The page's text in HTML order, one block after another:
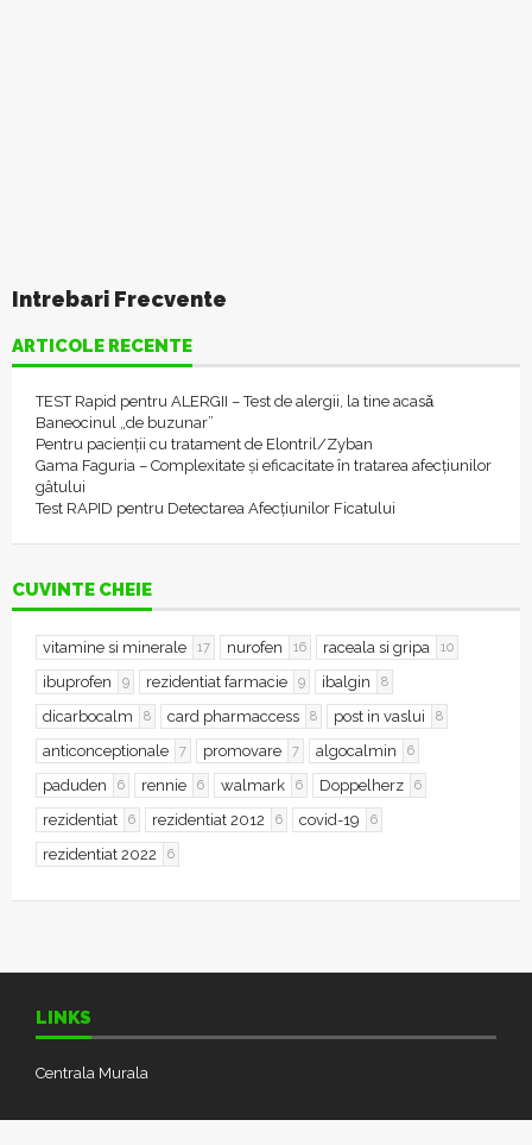
Intrebari Frecvente
ARTICOLE RECENTE
TEST Rapid pentru ALERGII – Test de alergii, la tine acasǎ
Baneocinul „de buzunar”
Pentru pacienții cu tratament de Elontril/Zyban
Gama Faguria – Complexitate și eficacitate în tratarea afecțiunilor
gâtului
Test RAPID pentru Detectarea Afecțiunilor Ficatului
CUVINTE CHEIE
vitamine si minerale 17 nurofen 16 raceala si gripa 10
ibuprofen 9 rezidentiat farmacie 9 ibalgin 8
dicarbocalm 8 card pharmaccess 8 post in vaslui 8
anticonceptionale 7 promovare 7 algocalmin 6
paduden 6 rennie 6 walmark 6 Doppelherz 6
rezidentiat 6 rezidentiat 2012 6 covid-19 6
rezidentiat 2022 6
LINKS
Centrala Murala